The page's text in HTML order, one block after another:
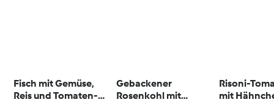
Fisch mit Gemüse,
Reis und Tomaten-
Gebackener
Rosenkohl mit
Risoni-
mit